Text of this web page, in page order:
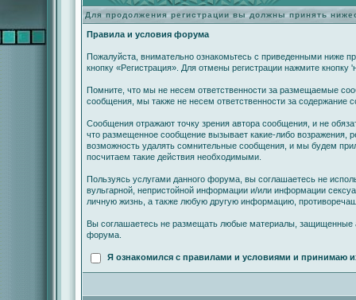
Для продолжения регистрации вы должны принять
Правила и условия форума
Пожалуйста, внимательно ознакомьтесь с приведенными ниже
кнопку «Регистрация». Для отмены регистрации нажмите кнопку
Помните, что мы не несем ответственности за размещаемые
сообщения, мы также не несем ответственности за содержание
Сообщения отражают точку зрения автора сообщения, и не
что размещенное сообщение вызывает какие-либо возражения,
возможность удалять сомнительные сообщения, и мы будем
посчитаем такие действия необходимыми.
Пользуясь услугами данного форума, вы соглашаетесь не
вульгарной, непристойной информации и/или информации
личную жизнь, а также любую другую информацию,
Вы соглашаетесь не размещать любые материалы, защищенные
форума.
Я ознакомился с правилами и условиями и принимаю